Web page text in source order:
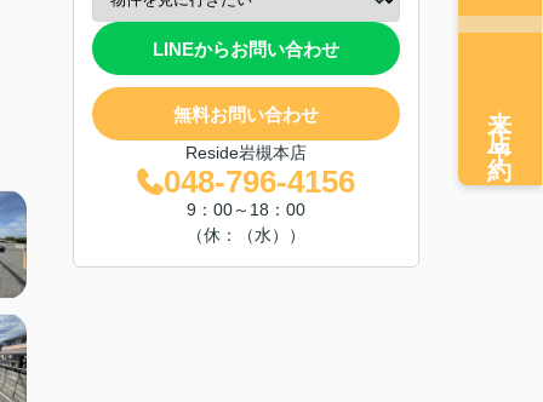
LINEからお問い合わせ
無料お問い合わせ
Reside岩槻本店
048-796-4156
9：00～18：00
（休：（水））
来店予約